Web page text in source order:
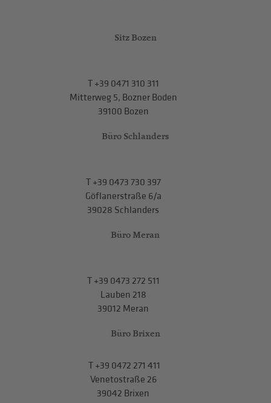
Sitz Bozen
T+39 0471 310 311
Mitterweg 5, Bozner Boden
39100 Bozen
Büro Schlanders
T+39 0473 730 397
Göflanerstraße 6/a
39028 Schlanders
Büro Meran
T+39 0473 272 511
Lauben 218
39012 Meran
Büro Brixen
T+39 0472 271 411
Venetostraße 26
39042 Brixen